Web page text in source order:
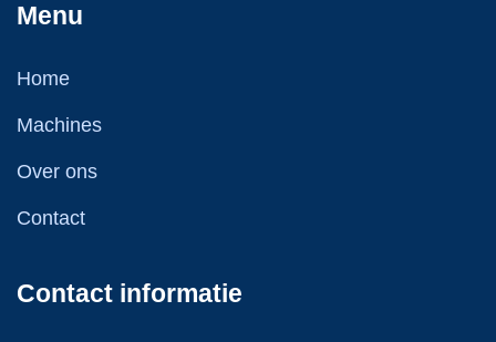
Menu
Home
Machines
Over ons
Contact
Contact informatie